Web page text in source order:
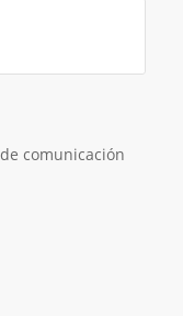
comunicación